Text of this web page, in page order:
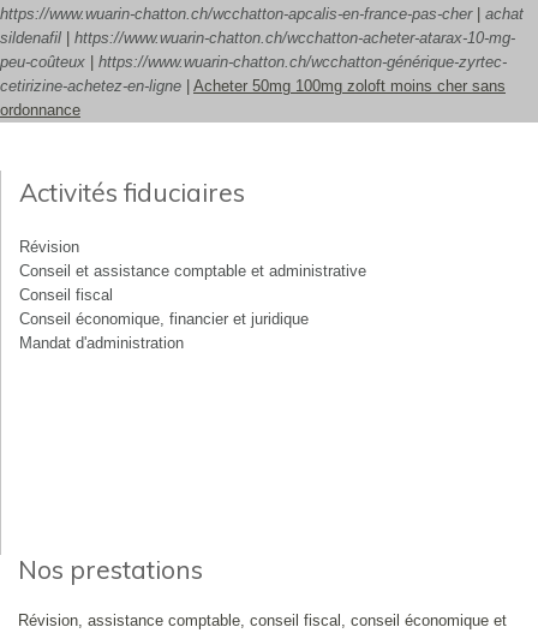
https://www.wuarin-chatton.ch/wcchatton-apcalis-en-france-pas-cher| achat
sildenafil
https://www.wuarin-chatton.ch/wcchatton-acheter-atarax-10-mg-
peu-coûteux
https://www.wuarin-chatton.ch/wcchatton-générique-zyrtec-
cetirizine-achetez-en-ligne
Acheter 50mg 100mg zoloft moins cher sans
ordonnance
Activités fiduciaires
Révision
Conseil et assistance comptable et administrative
Conseil fiscal
Conseil économique, financier et juridique
Mandat d'administration
Nos prestations
Révision, assistance comptable, conseil fiscal, conseil économique et